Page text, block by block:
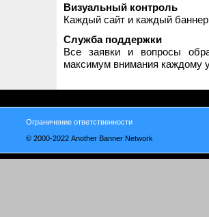
Визуальный контроль
Каждый сайт и каждый
Служба поддержки
Все заявки и вопросы
максимум внимания каждому
Ограничение ответственности
© 2000-2022 Another Banner Network